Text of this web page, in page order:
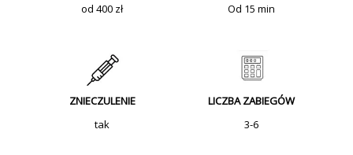
od 400 zł
Od 15 min
ZNIECZULENIE
tak
LICZBA ZABIEGÓW
3-6